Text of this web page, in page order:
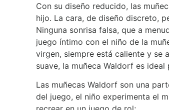
Con su diseño reducido, las
hijo. La cara, de diseño discreto,
Ninguna sonrisa falsa, que a
juego íntimo con el niño de la
virgen, siempre está caliente y se
suave, la muñeca Waldorf es
Las muñecas Waldorf son una
del juego, el niño experimenta el